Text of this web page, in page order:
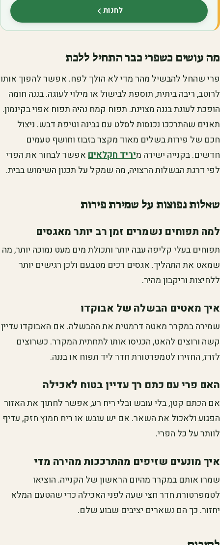
לחנות(נפתח בלשונית חדשה)
מה עושים כשפרי כבר התחיל ללכת
פרי שהחל להבשיל מהר מדי לא הולך לפח. אפשר להפוך אותו
לרוטב, ריבה ביתית, תוספת לבישול או מילוי לעוגה. בננה חומה
הופכת לעוגת בננה מצוינת. תפוח קמח נהיה תפוח אפוי בקינמון.
תאנים שהתרככו נכנסות לסלט עם גבינה וטיפת דבש. ניצול
חכם של פירות בשלים מאוד מקצר בזבוז וחושף טעמים
חדשים. בקנייה ישירה מיריד חקלאיםאפשר לבחור את הפרי
לפי דרגת הבשלות הרצויה, מה שמקל על תכנון השימוש בבית.
שאלות נפוצות על שמירת פירות
למה תפוחים נשמרים זמן רב יותר מאגסים
תפוחים בעלי קליפה עבה יותר ותכולת מים מעט נמוכה יותר, מה
שמאט את התהליך. אגסים רכים מטבעם ולכן רגישים יותר
ללחיצות וריקבון מהיר.
איך מאטים הבשלה של אבוקדו
שמירה במקרר מאטה דרמטית את ההבשלה. אם האבוקדו עדיין
קשה ורוצים להאט, הכניסו אותו לתחתית המקרר. כשרוצים
לזרז, החזירו לטמפרטורת חדר ליד תפוח או בננה.
האם פרי עם כתם רך עדיין בטוח לאכילה
אם הכתם קטן, בלי עובש ובלי ריח רע, אפשר לחתוך את האזור
הפגוע ולאכול את השאר. אם יש עובש או ריח חמוץ חזק, עדיף
לוותר על כל הפרי.
איך מונעים שזיפים מהתרככות מהירה מדי
שמרו אותם במקרר מהיום הראשון של הקנייה. הוציאו
לטמפרטורת חדר חצי שעה לפני האכילה כדי שהטעם המלא
יחזור. כך הם נשארים יציבים שבוע שלם.